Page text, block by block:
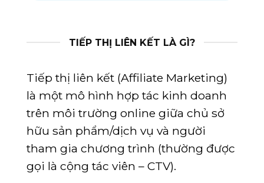
TIẾP THỊ LIÊN KẾT LÀ GÌ?
Tiếp thị liên kết (Affiliate Marketing)
là một mô hình hợp tác kinh doanh
trên môi trường online giữa chủ sở
hữu sản phẩm/dịch vụ và người
tham gia chương trình (thường được
gọi là cộng tác viên – CTV).